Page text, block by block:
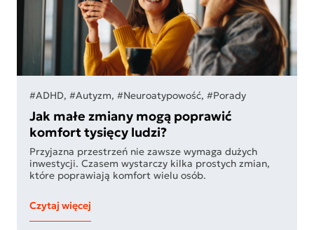
#ADHD, #Autyzm, #Neuroatypowość, #Porady
Jak małe zmiany mogą poprawić
komfort tysięcy ludzi?
Przyjazna przestrzeń nie zawsze wymaga dużych
inwestycji. Czasem wystarczy kilka prostych zmian,
które poprawiają komfort wielu osób.
Czytaj więcej